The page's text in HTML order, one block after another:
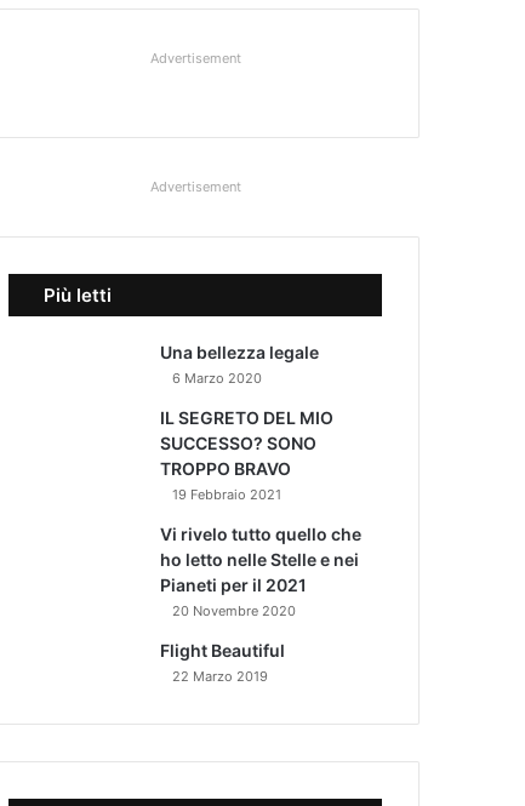
Advertisement
Advertisement
Più letti
Una bellezza legale
6 Marzo 2020
IL SEGRETO DEL MIO
SUCCESSO? SONO
TROPPO BRAVO
19 Febbraio 2021
Vi rivelo tutto quello che
ho letto nelle Stelle e nei
Pianeti per il 2021
20 Novembre 2020
Flight Beautiful
22 Marzo 2019